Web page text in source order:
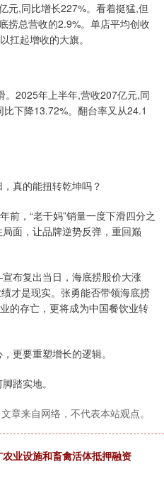
元,同比增长227%。看着挺猛,但
捞总营收的2.9%。单店平均创收
扛起增收的大旗。
。2025年上半年,营收207亿元,同
下降13.72%。翻台率又从24.1
真的能扭转乾坤吗？
前，“老干妈”销量一度下滑四分之
面，让品牌逆势反弹，重回巅
布复出当日，海底捞股价大涨
才是现实。张勇能否带领海底捞
的存亡，更将成为中国餐饮业转
更要重塑增长的逻辑。
踏实地。
章来自网络，不代表本站观点。
业设施和畜禽活体抵押融资